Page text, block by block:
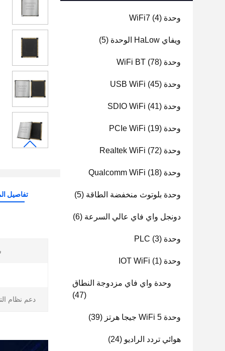
وحدة WiFi7 (4)
ويفاي HaLow الوحدة (5)
وحدة WiFi BT (78)
وحدة USB WiFi (45)
وحدة SDIO WiFi (41)
وحدة PCIe WiFi (19)
وحدة Realtek WiFi (72)
وحدة Qualcomm WiFi (18)
وحدة بلوتوث منخفضة الطاقة (5)
دونجل واي فاي عالي السرعة (6)
وحدة PLC (3)
وحدة IOT WiFi (1)
وحدة واي فاي مزدوجة النطاق
(47)
وحدة WiFi 5 جيجا هرتز (39)
هوائي تردد الراديو (24)
تفاصيل
دعم نظام